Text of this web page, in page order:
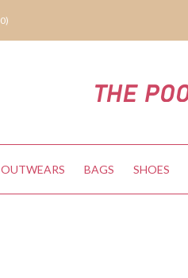
0)
OUTWEARS BAGS SHOES